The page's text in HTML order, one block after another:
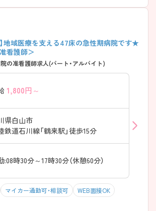
地域医療を支える47床の急性期病院です★
看護師＞
の准看護師求人(パート・アルバイト)
1,800円～
県白山市
鉄道石川線「鶴来駅」徒歩15分
:08時30分～17時30分（休憩60分）
マイカー通勤可・相談可 WEB面接OK